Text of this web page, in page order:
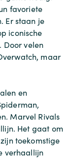
favoriete
Er staan je
iconische
Door velen
maar
en
Marvel Rivals
Het gaat om
toekomstige
verhaallijn